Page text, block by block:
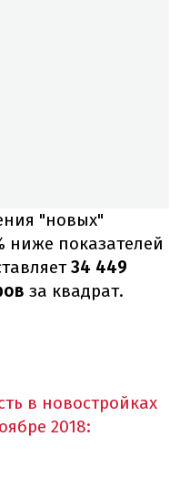
"новых"
ниже показателей
34 449
за квадрат.
в новостройках
2018: